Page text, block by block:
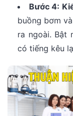
Bước 4:
buồng bơm
ra ngoài. Bật
có tiếng kêu